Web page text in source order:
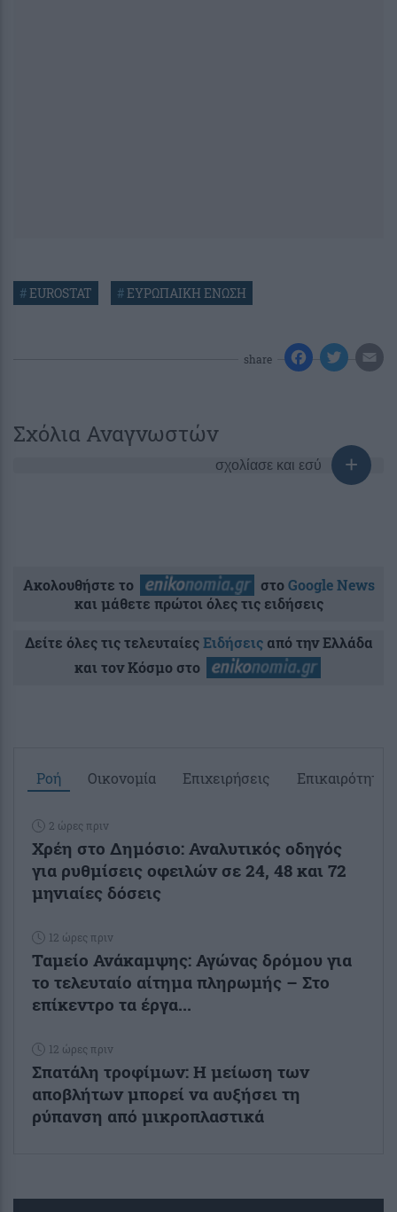
#EUROSTAT #ΕΥΡΩΠΑΙΚΗ ΕΝΩΣΗ
share
Σχόλια Αναγνωστών
σχολίασε και εσύ
Ακολουθήστε το στοGoogle News
και μάθετε πρώτοι όλες τις ειδήσεις
Δείτε όλες τις τελευταίεςΕιδήσειςαπό την Ελλάδα
και τον Κόσμο στο
Ροή Οικονομία Επιχειρήσεις Επικαιρότητα
2 ώρες πριν
Χρέη στο Δημόσιο: Αναλυτικός οδηγός
για ρυθμίσεις οφειλών σε 24, 48 και 72
μηνιαίες δόσεις
12 ώρες πριν
Ταμείο Ανάκαμψης: Αγώνας δρόμου για
το τελευταίο αίτημα πληρωμής – Στο
επίκεντρο τα έργα...
12 ώρες πριν
Σπατάλη τροφίμων: Η μείωση των
αποβλήτων μπορεί να αυξήσει τη
ρύπανση από μικροπλαστικά